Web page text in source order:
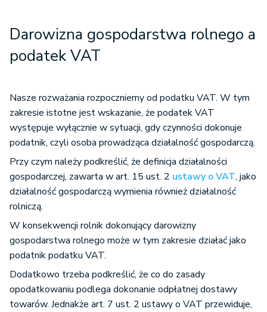
Darowizna gospodarstwa rolnego a
podatek VAT
Nasze rozważania rozpoczniemy od podatku VAT. W tym
zakresie istotne jest wskazanie, że podatek VAT
występuje wyłącznie w sytuacji, gdy czynności dokonuje
podatnik, czyli osoba prowadząca działalność gospodarczą.
Przy czym należy podkreślić, że definicja działalności
gospodarczej, zawarta w art. 15 ust. 2 ustawy o VAT, jako
działalność gospodarczą wymienia również działalność
rolniczą.
W konsekwencji rolnik dokonujący darowizny
gospodarstwa rolnego może w tym zakresie działać jako
podatnik podatku VAT.
Dodatkowo trzeba podkreślić, że co do zasady
opodatkowaniu podlega dokonanie odpłatnej dostawy
towarów. Jednakże art. 7 ust. 2 ustawy o VAT przewiduje,